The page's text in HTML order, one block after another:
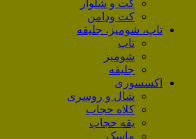
کت و شلوار
کت ودامن
تاپ، شومیز، جلیقه
تاپ
شومیز
جلیقه
اکسسوری
شال و روسری
کلاه حجاب
یقه حجاب
ماسک